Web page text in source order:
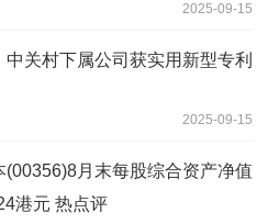
2025-09-15
中关村下属公司获实用新型专利
2025-09-15
(00356)8月末每股综合资产净值
港元 热点评